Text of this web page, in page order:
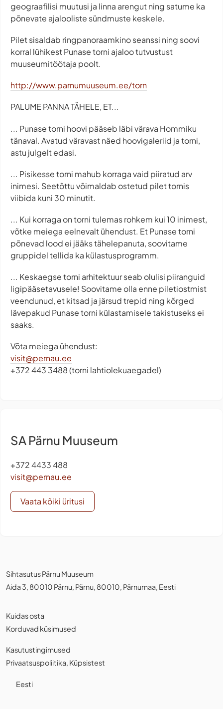
geograafilisi muutusi ja linna arengut ning satume ka
põnevate ajalooliste sündmuste keskele.
Pilet sisaldab ringpanoraamkino seanssi ning soovi
korral lühikest Punase torni ajaloo tutvustust
muuseumitöötaja poolt.
http://www.parnumuuseum.ee/torn
PALUME PANNA TÄHELE, ET...
... Punase torni hoovi pääseb läbi värava Hommiku
tänaval. Avatud väravast näed hoovigaleriid ja torni,
astu julgelt edasi.
... Pisikesse torni mahub korraga vaid piiratud arv
inimesi. Seetõttu võimaldab ostetud pilet tornis
viibida kuni 30 minutit.
... Kui korraga on torni tulemas rohkem kui 10 inimest,
võtke meiega eelnevalt ühendust. Et Punase torni
põnevad lood ei jääks tähelepanuta, soovitame
gruppidel tellida ka külastusprogramm.
... Keskaegse torni arhitektuur seab olulisi piiranguid
ligipääsetavusele! Soovitame olla enne piletiostmist
veendunud, et kitsad ja järsud trepid ning kõrged
lävepakud Punase torni külastamisele takistuseks ei
saaks.
Võta meiega ühendust:
visit@pernau.ee
+372 443 3488 (torni lahtiolekuaegadel)
SA Pärnu Muuseum
+372 4433 488
visit@pernau.ee
Vaata kõiki üritusi
Sihtasutus Pärnu Muuseum
Aida 3, 80010 Pärnu, Pärnu, 80010, Pärnumaa, Eesti
Kuidas osta
Korduvad küsimused
Kasutustingimused
Privaatsuspoliitika, Küpsistest
Eesti